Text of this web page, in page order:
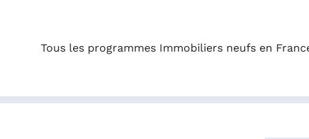
Tous les programmes Immobiliers neufs en